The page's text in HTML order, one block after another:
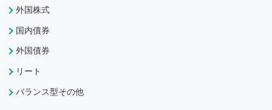
外国株式
国内債券
外国債券
リート
バランス型その他